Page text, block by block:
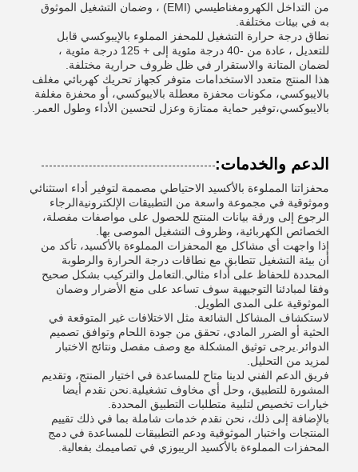
من التداخل الكهرومغناطيسي (EMI) ، وضمان التشغيل الموثوق
به في بيئات مختلفة.
نطاق درجة حرارة التشغيل للمحفز المملوء بالإيبوكسي قابل
للتعديل ، عادة من -40 درجة مئوية إلى + 125 درجة مئوية ،
لضمان المتانة والاستقرار في ظل ظروف حرارية مختلفة.
هذا المنتج متعدد الاستخدامات متوفر كجهاز تحريك كهربائي مغلف
بالايبوكسي، مكونات محفزة معطلة بالايبوكسي، أو محفزة مغلفة
بالايبوكسي،توفير حماية ممتازة وعزل لتحسين الأداء وطول العمر.
الدعم والخدمات:
محفزاتنا المملوءة بالأكسيد الاحتياطي مصممة لتوفير أداء استثنائي
وموثوقية في مجموعة واسعة من التطبيقات الإلكترونيةالرجاء
الرجوع إلى ورقة بيانات المنتج للحصول على مواصفات مفصلة،
الخصائص الكهربائية، وظروف التشغيل الموصى بها.
إذا واجهت أي مشاكل مع المحفزات المملوءة بالأكسيد، تأكد من
أن بيئة التشغيل تتطابق مع نطاقات درجة الحرارة والرطوبة
المحددة للحفاظ على أداء مثالي.التعامل والتركيب بشكل صحيح
وفقا لمبادئنا التوجيهية سوف تساعد على منع الأضرار وضمان
الموثوقية على المدى الطويل.
لاستكشاف المشاكل الشائعة مثل الاختلافات غير المتوقعة في
الحثية أو الضرر المادي، تحقق من جودة اللحام وتوافق تصميم
الدوائر.يرجى توثيق المشكلة مع وصف مفصل ونتائج الاختبار
لمزيد من التحليل.
فريق الدعم الفني لدينا متاح للمساعدة في اختيار المنتج، وتقديم
المشورة للتطبيق، وحل أي مخاوف تشغيلية.نحن نقدم أيضا
خيارات تخصيص لتلبية متطلبات التطبيق المحددة.
بالإضافة إلى ذلك، نحن نقدم خدمات شاملة بما في ذلك تقييم
المنتجات واختبار الموثوقية ودعم التطبيقات للمساعدة في دمج
المحفزات المملوءة بالأكسيد الريبوزي في تصاميمك بفعالية.